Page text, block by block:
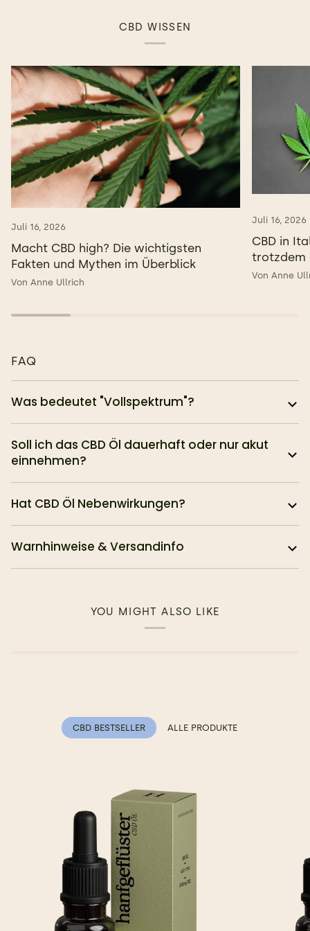
CBD WISSEN
Juli 16, 2026
Macht CBD high? Die wichtigsten
Fakten und Mythen im Überblick
Von Anne Ullrich
Juli 16, 2026
CBD in
trotzdem
Von Anne
FAQ
Was bedeutet "Vollspektrum"?
Soll ich das CBD Öl dauerhaft oder nur akut
einnehmen?
Hat CBD Öl Nebenwirkungen?
Warnhinweise & Versandinfo
YOU MIGHT ALSO LIKE
CBD BESTSELLER ALLE PRODUKTE